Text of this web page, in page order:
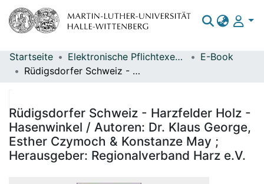
Bereiche & Sammlungen
Statistiken
Startseite Elektronische Pflichtexemplare
E-Book
Rüdigsdorfer Schweiz - Harzfelder Holz - Hasenwinkel / Autoren: Dr. Klaus George, Esther Czymoch & Konstanze May ; Herausgeber: Regionalverband Harz e.V.
Rüdigsdorfer Schweiz - Harzfelder Holz -
Hasenwinkel / Autoren: Dr. Klaus George,
Esther Czymoch & Konstanze May ;
Herausgeber: Regionalverband Harz e.V.